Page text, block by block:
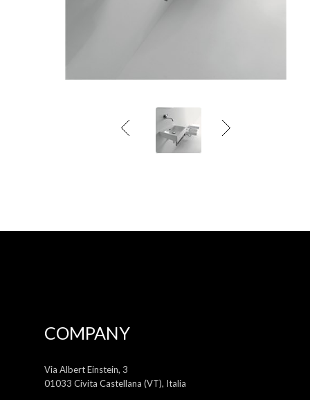
COMPANY
Via Albert Einstein, 3
01033 Civita Castellana (VT), Italia